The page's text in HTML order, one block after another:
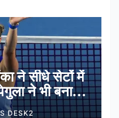
ने सीधे सेटों में
ने भी बनाई
DESK2